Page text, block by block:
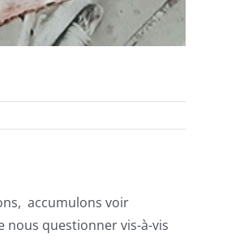
accumulons voir
nous questionner vis-à-vis